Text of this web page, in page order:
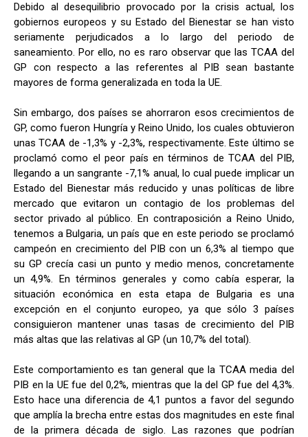
Debido al desequilibrio provocado por la crisis actual, los
gobiernos europeos y su Estado del Bienestar se han visto
seriamente perjudicados a lo largo del periodo de
saneamiento. Por ello, no es raro observar que las TCAA del
GP con respecto a las referentes al PIB sean bastante
mayores de forma generalizada en toda la UE.
Sin embargo, dos países se ahorraron esos crecimientos de
GP, como fueron Hungría y Reino Unido, los cuales obtuvieron
unas TCAA de -1,3% y -2,3%, respectivamente. Este último se
proclamó como el peor país en términos de TCAA del PIB,
llegando a un sangrante -7,1% anual, lo cual puede implicar un
Estado del Bienestar más reducido y unas políticas de libre
mercado que evitaron un contagio de los problemas del
sector privado al público. En contraposición a Reino Unido,
tenemos a Bulgaria, un país que en este periodo se proclamó
campeón en crecimiento del PIB con un 6,3% al tiempo que
su GP crecía casi un punto y medio menos, concretamente
un 4,9%. En términos generales y como cabía esperar, la
situación económica en esta etapa de Bulgaria es una
excepción en el conjunto europeo, ya que sólo 3 países
consiguieron mantener unas tasas de crecimiento del PIB
más altas que las relativas al GP (un 10,7% del total).
Este comportamiento es tan general que la TCAA media del
PIB en la UE fue del 0,2%, mientras que la del GP fue del 4,3%.
Esto hace una diferencia de 4,1 puntos a favor del segundo
que amplía la brecha entre estas dos magnitudes en este final
de la primera década de siglo. Las razones que podrían